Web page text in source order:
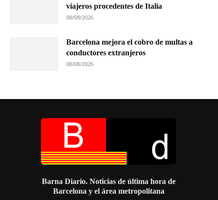
viajeros procedentes de Italia
08/08/2026
Barcelona mejora el cobro de multas a
conductores extranjeros
08/08/2026
Barna Diario. Noticias de última hora de
Barcelona y el área metropolitana